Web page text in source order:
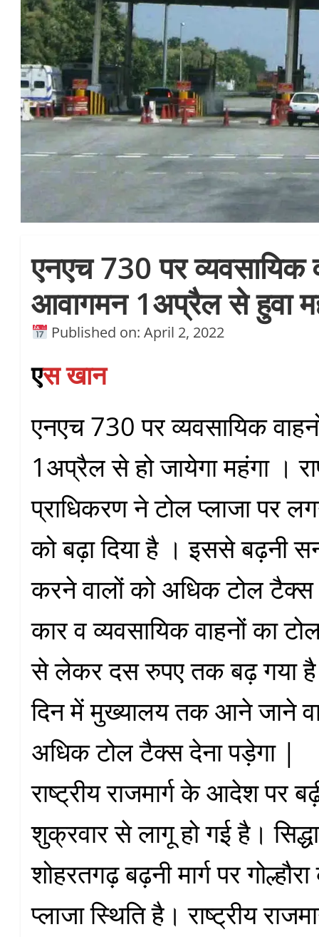
एनएच 730 पर व्यवसायिक
आवागमन 1अप्रैल से हुवा
Published on: April 2, 2022
एस खान
एनएच 730 पर व्यवसायिक
1अप्रैल से हो‌ जायेगा महंगा ।
प्राधिकरण ने टोल प्लाजा पर
को बढ़ा दिया है । इससे बढ़नी
करने वालों को अधिक टोल टैक्स
कार व व्यवसायिक वाहनों का
से लेकर दस रुपए तक बढ़ गया
दिन में मुख्यालय तक आने जाने
अधिक टोल टैक्स देना पड़ेगा |
राष्ट्रीय राजमार्ग के आदेश पर
शुक्रवार से लागू हो गई है।
शोहरतगढ़ बढ़नी मार्ग पर
प्लाजा स्थिति है। राष्ट्रीय